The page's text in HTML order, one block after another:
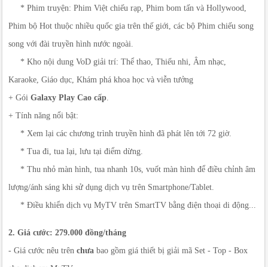
* Phim truyện: Phim Việt chiếu rạp, Phim bom tấn và Hollywood,
Phim bộ Hot thuộc nhiều quốc gia trên thế giới, các bộ Phim chiếu song
song với đài truyền hình nước ngoài.
* Kho nội dung VoD giải trí: Thể thao, Thiếu nhi, Âm nhạc,
Karaoke, Giáo dục, Khám phá khoa học và viễn tưởng
+ GóiGalaxy Play Cao cấp.
+ Tính năng nổi bật:
* Xem lại các chương trình truyền hình đã phát lên tới 72 giờ.
* Tua đi, tua lại, lưu tại điểm dừng.
* Thu nhỏ màn hình, tua nhanh 10s, vuốt màn hình để điều chỉnh âm
lượng/ánh sáng khi sử dụng dịch vụ trên Smartphone/Tablet.
* Điều khiển dịch vụ MyTV trên SmartTV bằng điện thoại di động...
2. Giá cước: 279.000 đồng/tháng
- Giá cước nêu trênchưabao gồm giá thiết bị giải mã Set - Top - Box